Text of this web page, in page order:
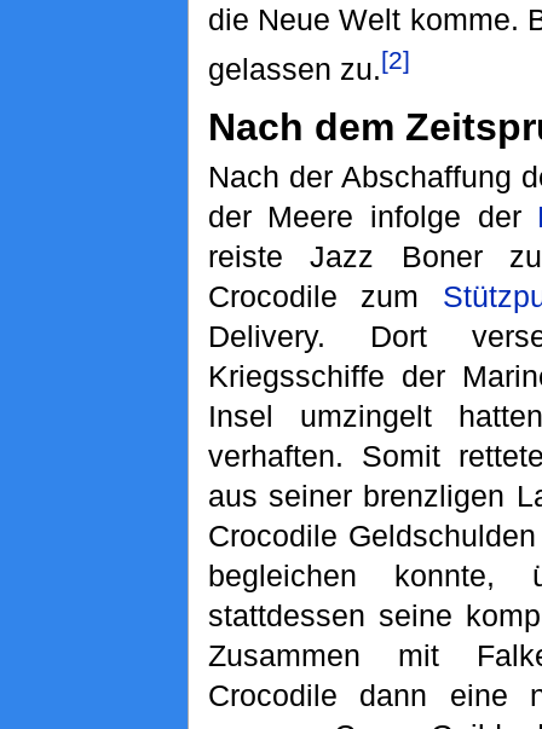
die Neue Welt komme.
gelassen zu.[2]
Nach dem
Nach der Abschaffung
der Meere infolge der
reiste Jazz Boner
Crocodile zum
Delivery. Dort
Kriegsschiffe der
Insel umzingelt
verhaften. Somit
aus seiner brenzligen
Crocodile
begleichen
stattdessen seine
Zusammen mit
Crocodile dann eine